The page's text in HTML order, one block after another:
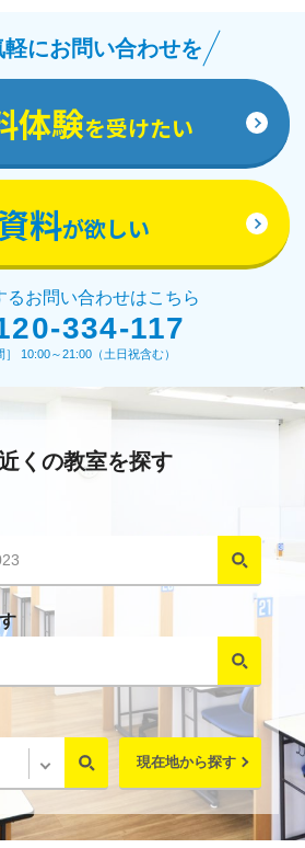
軽にお問い合わせを
体験を受けたい
料が欲しい
るお問い合わせはこちら
334-117
］ 10:00～21:00（土日祝含む）
くの教室を探す
現在地から探す